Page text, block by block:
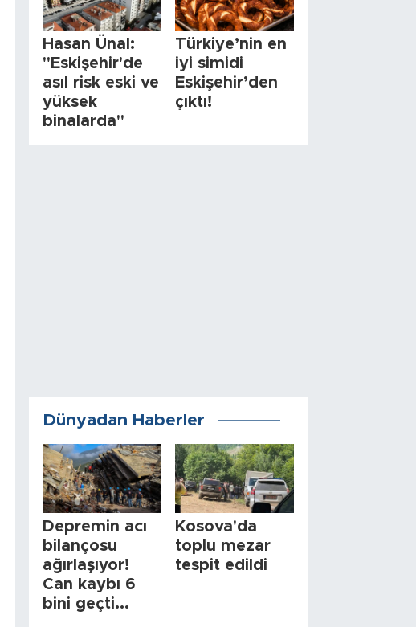
Hasan Ünal:
"Eskişehir'de
asıl risk eski ve
yüksek
binalarda"
Türkiye’nin en
iyi simidi
Eskişehir’den
çıktı!
Dünyadan Haberler
Depremin acı
bilançosu
ağırlaşıyor!
Can kaybı 6
bini geçti...
Kosova'da
toplu mezar
tespit edildi